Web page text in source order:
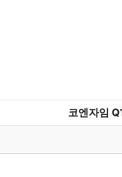
코엔자임